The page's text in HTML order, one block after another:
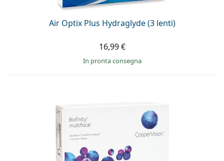
Air Optix Plus Hydraglyde (3 lenti)
16,99 €
in pronta consegna